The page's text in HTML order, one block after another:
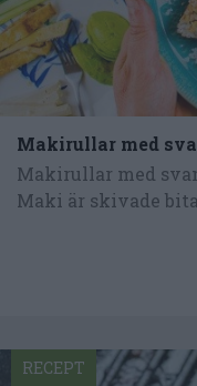
Makirullar med
Makirullar med
Maki är skivade
RECEPT